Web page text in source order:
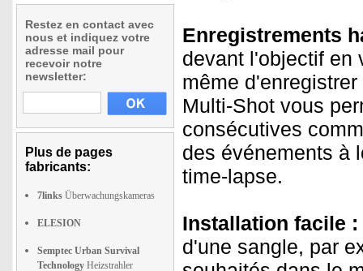
Restez en contact avec
nous et indiquez votre
adresse mail pour
recevoir notre
newsletter:
Plus de pages
fabricants:
7links Überwachungskameras
ELESION
Semptec Urban Survival
Technology Heizstrahler
Enregistrements
devant l'objectif en
même
Multi-Shot vous
consécutives
des événements à
time-lapse.
Installation facile :
d'une sangle, par